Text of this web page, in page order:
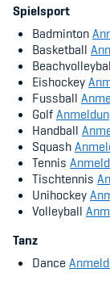
Sponsoren
Netzwerk
Spielsport
Badminton
Basketball
Eishockey
Fussball
Golf
Handball
Squash
Tennis
Tischtennis
Unihockey
Volleyball
Tanz
Dance